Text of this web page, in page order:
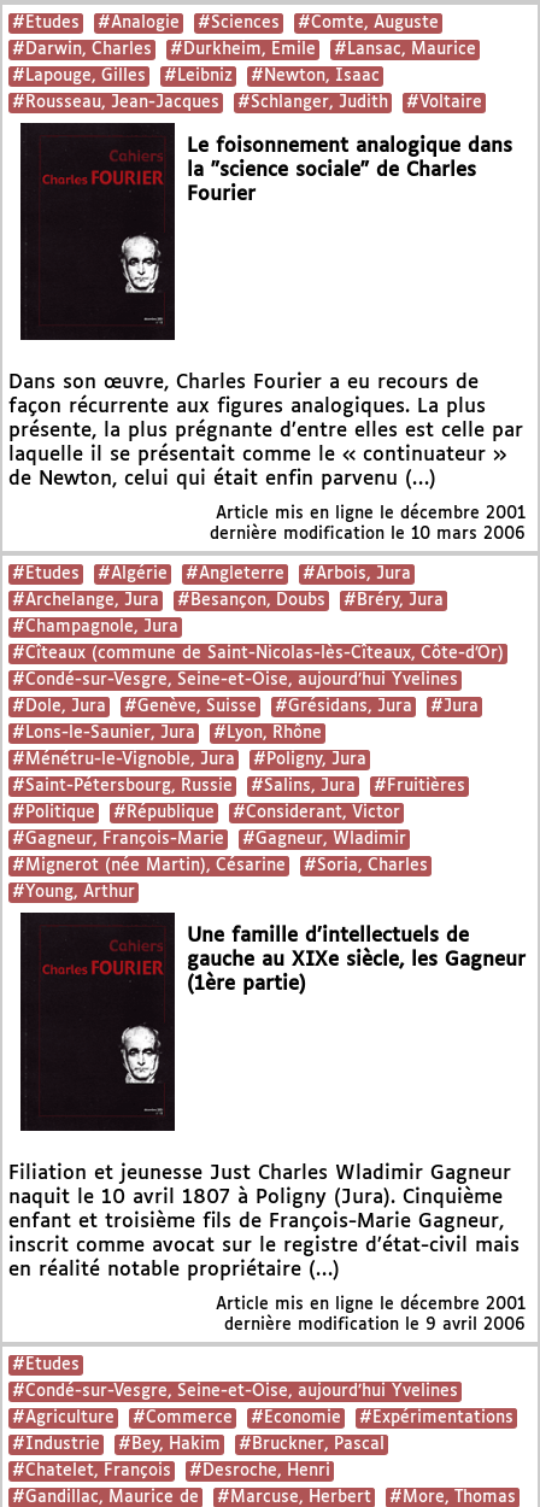
#Etudes #Analogie #Sciences
#Comte, Auguste
#Darwin, Charles
#Durkheim, Emile
#Lansac, Maurice
#Lapouge, Gilles
#Leibniz
#Newton, Isaac
#Rousseau, Jean-Jacques
#Schlanger, Judith #Voltaire
Le foisonnement analogique dans
la "science sociale" de Charles
Fourier
Dans son œuvre, Charles Fourier a eu recours de
façon récurrente aux figures analogiques. La plus
présente, la plus prégnante d’entre elles est celle par
laquelle il se présentait comme le « continuateur »
de Newton, celui qui était enfin parvenu (…)
Article mis en ligne le décembre 2001
dernière modification le 10 mars 2006
#Etudes #Algérie #Angleterre
#Arbois, Jura
#Archelange, Jura
#Besançon, Doubs
#Bréry, Jura
#Champagnole, Jura
#Cîteaux (commune de Saint-Nicolas-lès-Cîteaux, Côte-d’Or)
#Condé-sur-Vesgre, Seine-et-Oise, aujourd’hui Yvelines
#Dole, Jura
#Genève, Suisse #Grésidans, Jura
#Jura
#Lons-le-Saunier, Jura
#Lyon, Rhône
#Ménétru-le-Vignoble, Jura
#Poligny, Jura
#Saint-Pétersbourg, Russie
#Salins, Jura
#Fruitières
#Politique
#République
#Considerant, Victor
#Gagneur, François-Marie
#Gagneur, Wladimir
#Mignerot (née Martin), Césarine
#Soria, Charles
#Young, Arthur
Une famille d’intellectuels de
gauche au XIXe siècle, les Gagneur
(1ère partie)
Filiation et jeunesse Just Charles Wladimir Gagneur
naquit le 10 avril 1807 à Poligny (Jura). Cinquième
enfant et troisième fils de François-Marie Gagneur,
inscrit comme avocat sur le registre d’état-civil mais
en réalité notable propriétaire (…)
Article mis en ligne le décembre 2001
dernière modification le 9 avril 2006
#Etudes
#Condé-sur-Vesgre, Seine-et-Oise, aujourd’hui Yvelines
#Agriculture
#Commerce #Economie
#Expérimentations
#Industrie
#Bey, Hakim
#Bruckner, Pascal
#Chatelet, François
#Desroche, Henri
#Gandillac, Maurice de
#Marcuse, Herbert #More, Thomas